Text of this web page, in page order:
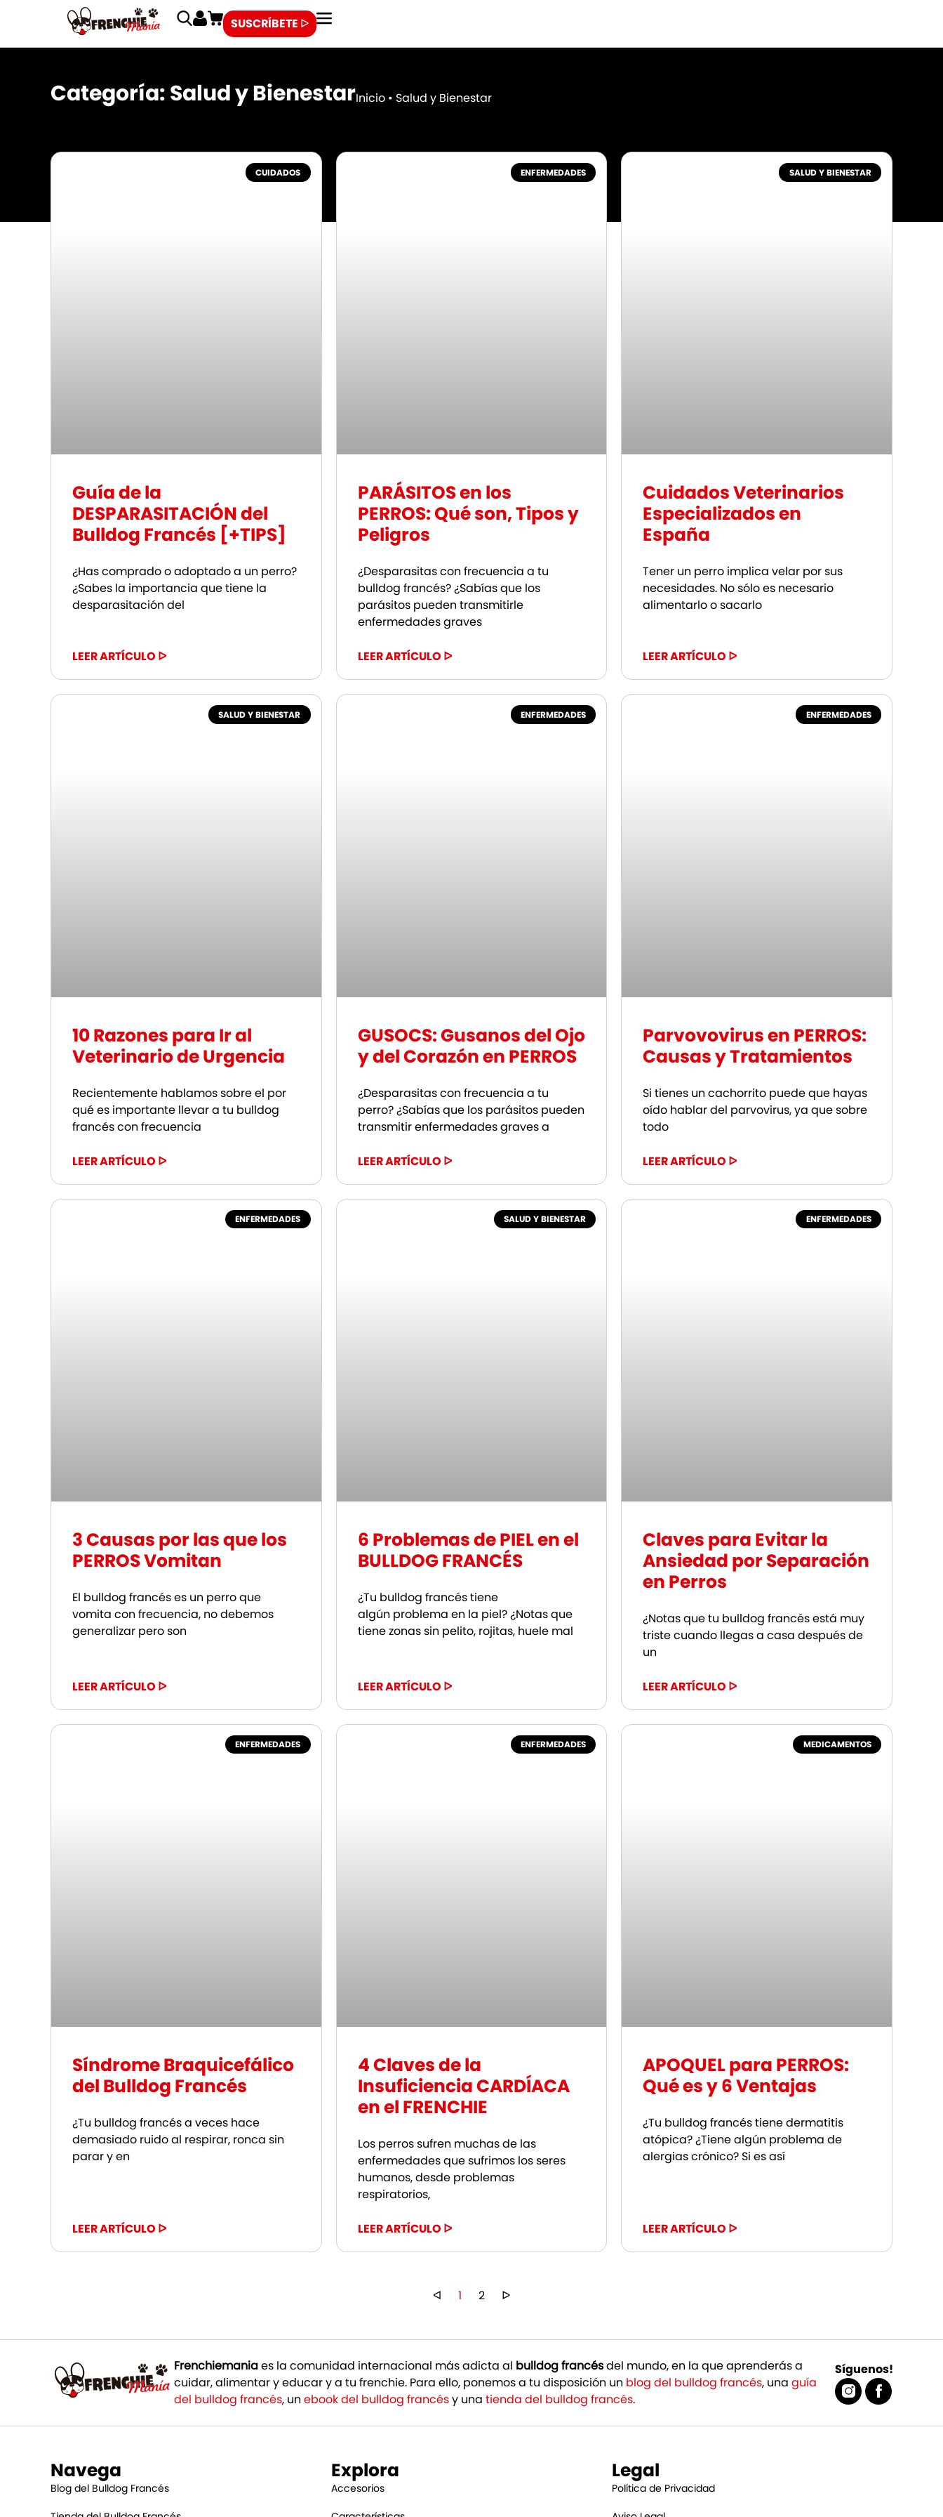
SUSCRÍBETE ᐅ
Categoría: Salud y BienestarInicio • Salud y Bienestar
CUIDADOS
Guía de la
DESPARASITACIÓN del
Bulldog Francés [+TIPS]
¿Has comprado o adoptado a un perro?
¿Sabes la importancia que tiene la
desparasitación del
LEER ARTÍCULO ᐅ
ENFERMEDADES
PARÁSITOS en los
PERROS: Qué son, Tipos y
Peligros
¿Desparasitas con frecuencia a tu
bulldog francés? ¿Sabías que los
parásitos pueden transmitirle
enfermedades graves
LEER ARTÍCULO ᐅ
SALUD Y BIENESTAR
Cuidados Veterinarios
Especializados en
España
Tener un perro implica velar por sus
necesidades. No sólo es necesario
alimentarlo o sacarlo
LEER ARTÍCULO ᐅ
SALUD Y BIENESTAR
10 Razones para Ir al
Veterinario de Urgencia
Recientemente hablamos sobre el por
qué es importante llevar a tu bulldog
francés con frecuencia
LEER ARTÍCULO ᐅ
ENFERMEDADES
GUSOCS: Gusanos del Ojo
y del Corazón en PERROS
¿Desparasitas con frecuencia a tu
perro? ¿Sabías que los parásitos pueden
transmitir enfermedades graves a
LEER ARTÍCULO ᐅ
ENFERMEDADES
Parvovovirus en PERROS:
Causas y Tratamientos
Si tienes un cachorrito puede que hayas
oído hablar del parvovirus, ya que sobre
todo
LEER ARTÍCULO ᐅ
ENFERMEDADES
3 Causas por las que los
PERROS Vomitan
El bulldog francés es un perro que
vomita con frecuencia, no debemos
generalizar pero son
LEER ARTÍCULO ᐅ
SALUD Y BIENESTAR
6 Problemas de PIEL en el
BULLDOG FRANCÉS
¿Tu bulldog francés tiene
algún problema en la piel? ¿Notas que
tiene zonas sin pelito, rojitas, huele mal
LEER ARTÍCULO ᐅ
ENFERMEDADES
Claves para Evitar la
Ansiedad por Separación
en Perros
¿Notas que tu bulldog francés está muy
triste cuando llegas a casa después de
un
LEER ARTÍCULO ᐅ
ENFERMEDADES
Síndrome Braquicefálico
del Bulldog Francés
¿Tu bulldog francés a veces hace
demasiado ruido al respirar, ronca sin
parar y en
LEER ARTÍCULO ᐅ
ENFERMEDADES
4 Claves de la
Insuficiencia CARDÍACA
en el FRENCHIE
Los perros sufren muchas de las
enfermedades que sufrimos los seres
humanos, desde problemas
respiratorios,
LEER ARTÍCULO ᐅ
MEDICAMENTOS
APOQUEL para PERROS:
Qué es y 6 Ventajas
¿Tu bulldog francés tiene dermatitis
atópica? ¿Tiene algún problema de
alergias crónico? Si es así
LEER ARTÍCULO ᐅ
ᐊ 1 2 ᐅ
Frenchiemaniaes la comunidad internacional más adicta al bulldog francésdel mundo, en la que aprenderás a
cuidar, alimentar y educar y a tu frenchie. Para ello, ponemos a tu disposición un blog del bulldog francés, unaguía
del bulldog francés, unebook del bulldog francésy unatienda del bulldog francés.
Síguenos!
Navega
Blog del Bulldog Francés
Explora
Accesorios
Legal
Política de Privacidad